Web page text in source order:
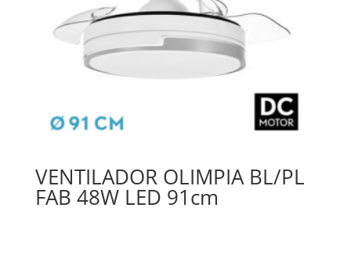
VENTILADOR OLIMPIA BL/PL
FAB 48W LED 91cm